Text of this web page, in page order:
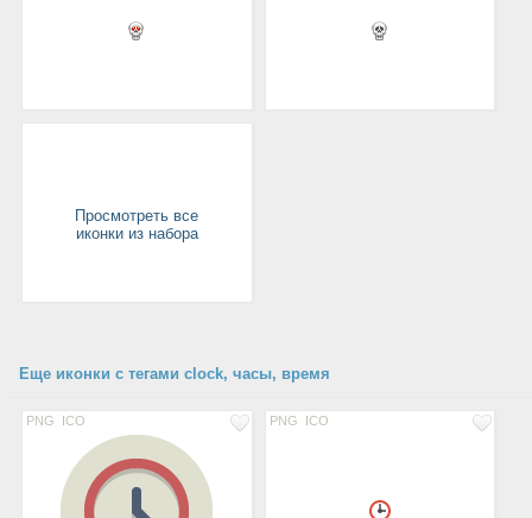
Просмотреть все
иконки из набора
Еще иконки с тегами clock, часы, время
PNG ICO PNG ICO